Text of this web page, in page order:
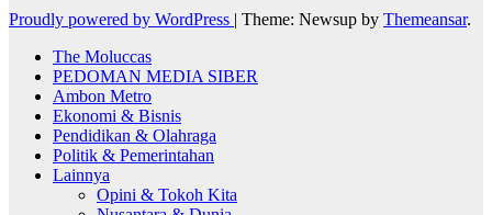
Proudly powered by WordPress | Theme: Newsup by Themeansar.
The Moluccas
PEDOMAN MEDIA SIBER
Ambon Metro
Ekonomi & Bisnis
Pendidikan & Olahraga
Politik & Pemerintahan
Lainnya
Opini & Tokoh Kita